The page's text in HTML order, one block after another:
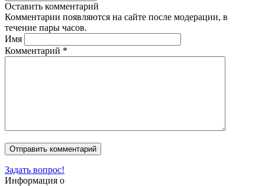
Оставить комментарий
Комментарии появляются на сайте после модерации, в
течение пары часов.
Имя
Комментарий *
Задать вопрос!
Информация о